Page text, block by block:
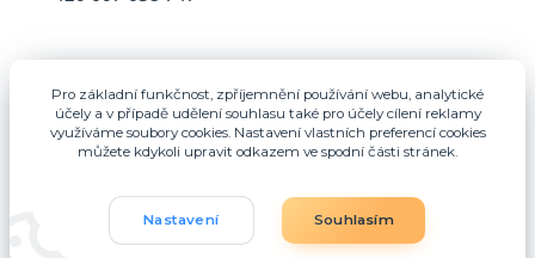
© 2026 Provaznictví Kralupy – Všechna práva vyhrazena
Pro základní funkčnost, zpříjemnění používání webu, analytické
účely a v případě udělení souhlasu také pro účely cílení reklamy
využíváme soubory cookies. Nastavení vlastních preferencí cookies
můžete kdykoli upravit odkazem ve spodní části stránek.
Nastavení Souhlasím